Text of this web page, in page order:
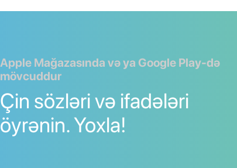
Apple Mağazasında və ya Google Play-də
mövcuddur
Çin sözləri və ifadələri
öyrənin. Yoxla!